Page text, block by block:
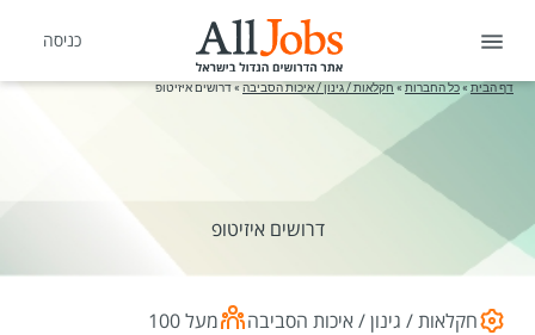
כניסה
דף הבית »כל החברות » חקלאות / גינון / איכות הסביבה»דרושים איזיטופ
דרושים איזיטופ
חקלאות / גינון / איכות הסביבה
מעל 100